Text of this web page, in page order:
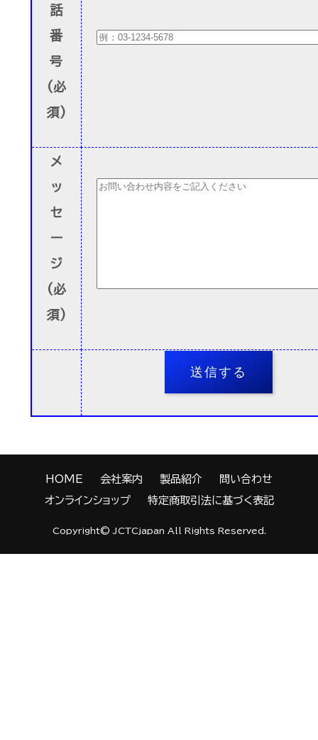
話
番
号
(必
須)
メ
ッ
セ
ー
ジ
(必
須)
HOME 会社案内 製品紹介
問い合わせ
オンラインショップ
特定商取引法に基づく表記
Copyright©JCTCjapan All Rights Reserved.